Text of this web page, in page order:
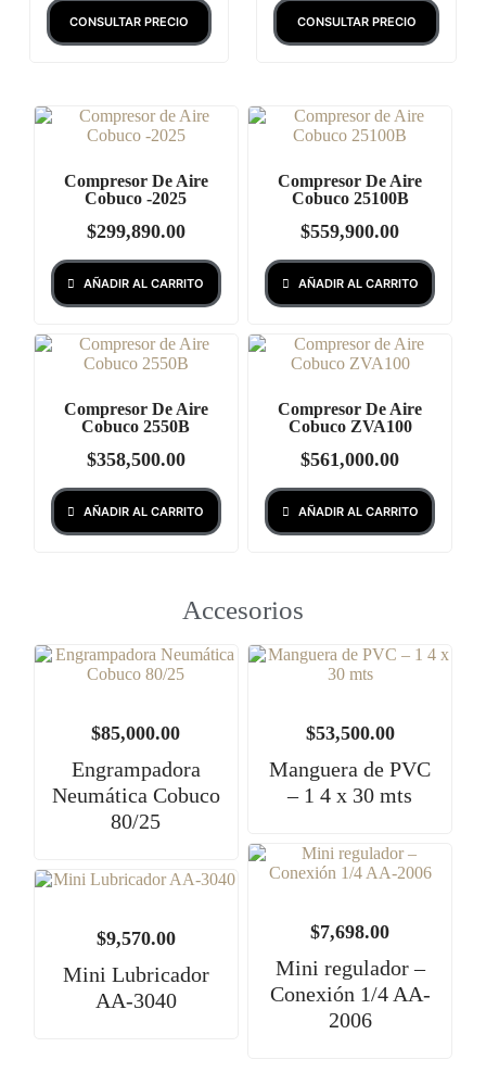
CONSULTAR PRECIO CONSULTAR PRECIO
Compresor De Aire
Cobuco -2025
$299,890.00
AÑADIR AL CARRITO
Compresor De Aire
Cobuco 25100B
$559,900.00
AÑADIR AL CARRITO
Compresor De Aire
Cobuco 2550B
$358,500.00
AÑADIR AL CARRITO
Compresor De Aire
Cobuco ZVA100
$561,000.00
AÑADIR AL CARRITO
Accesorios
$85,000.00
Engrampadora
Neumática Cobuco
80/25
$53,500.00
Manguera de PVC
– 1 4 x 30 mts
$7,698.00
Mini regulador –
Conexión 1/4 AA-
2006
$9,570.00
Mini Lubricador
AA-3040